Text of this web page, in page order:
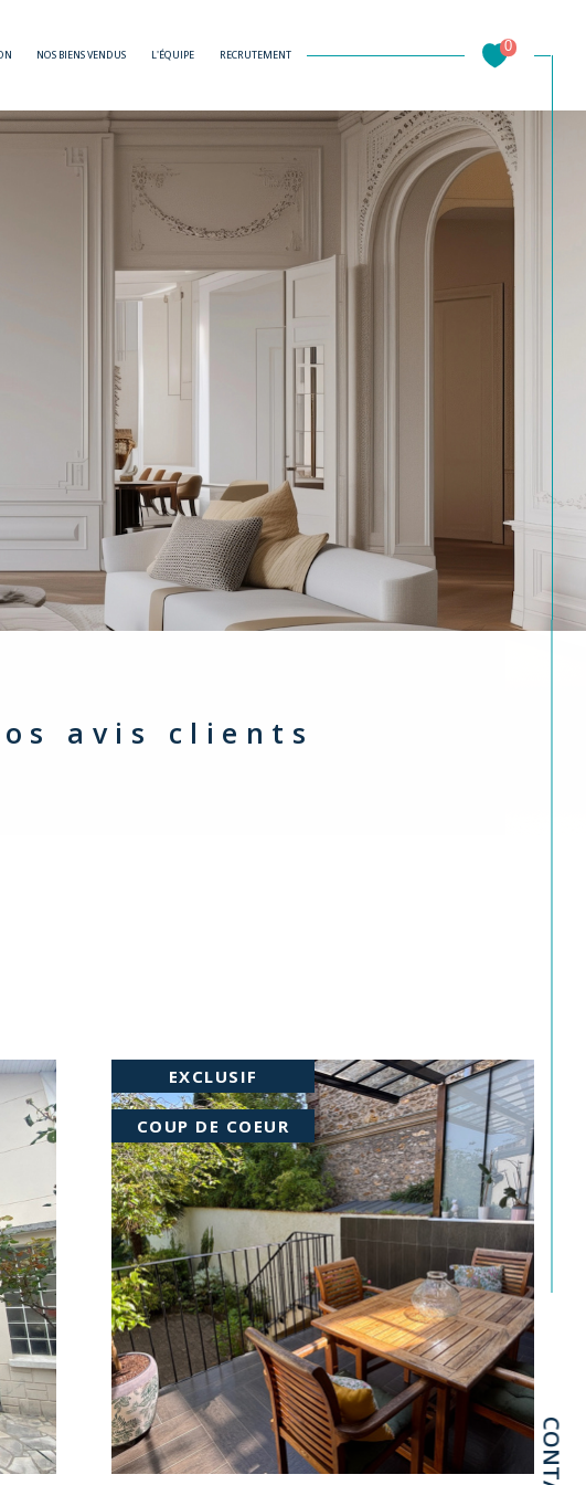
NOS BIENS VENDUS L'ÉQUIPE RECRUTEMENT
0
Filtrer
Réinitialiser les filtres
Nos avis clients
EXCLUSIF
COUP DE COEUR